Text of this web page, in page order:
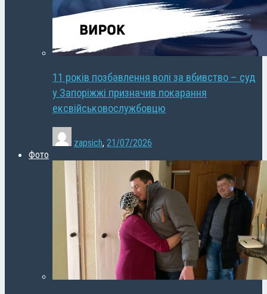
11 років позбавлення волі за вбивство – суд
у Запоріжжі призначив покарання
ексвійськовослужбовцю
zapsich, 21/07/2026
Фото